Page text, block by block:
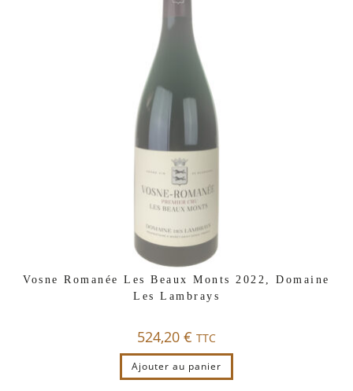
Vosne Romanée Les Beaux Monts 2022, Domaine
Les Lambrays
524,20 € TTC
Ajouter au panier